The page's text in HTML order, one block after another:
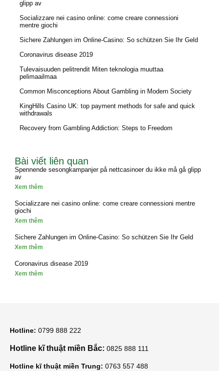
glipp av
Socializzare nei casino online: come creare connessioni
mentre giochi
Sichere Zahlungen im Online-Casino: So schützen Sie Ihr Geld
Coronavirus disease 2019
Tulevaisuuden pelitrendit Miten teknologia muuttaa
pelimaailmaa
Common Misconceptions About Gambling in Modern Society
KingHills Casino UK: top payment methods for safe and quick
withdrawals
Recovery from Gambling Addiction: Steps to Freedom
Bài viết liên quan
Spennende sesongkampanjer på nettcasinoer du ikke må gå glipp
av
Xem thêm
Socializzare nei casino online: come creare connessioni mentre
giochi
Xem thêm
Sichere Zahlungen im Online-Casino: So schützen Sie Ihr Geld
Xem thêm
Coronavirus disease 2019
Xem thêm
Hotline: 0799 888 222
Hotline kĩ thuật miền Bắc: 0825 888 111
Hotline kĩ thuật miền Trung: 0763 557 488